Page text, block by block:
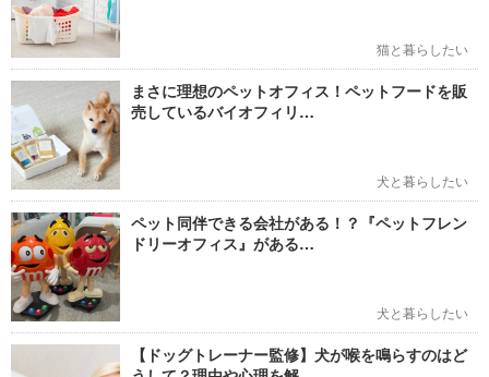
猫と暮らしたい
まさに理想のペットオフィス！ペットフードを販
売しているバイオフィリ…
犬と暮らしたい
ペット同伴できる会社がある！？『ペットフレン
ドリーオフィス』がある…
犬と暮らしたい
【ドッグトレーナー監修】犬が喉を鳴らすのはど